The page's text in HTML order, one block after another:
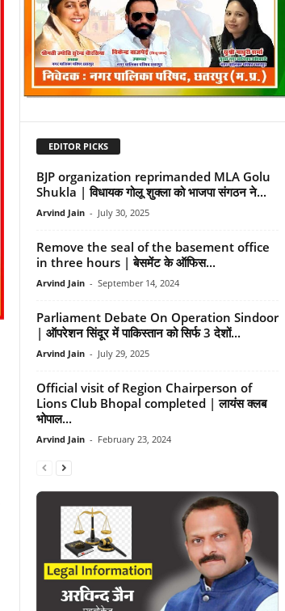
EDITOR PICKS
BJP organization reprimanded MLA Golu
Shukla | विधायक गोलू शुक्ला को भाजपा संगठन ने...
Arvind Jain - July 30, 2025
Remove the seal of the basement office
in three hours | बेसमेंट के ऑफिस...
Arvind Jain - September 14, 2024
Parliament Debate On Operation Sindoor
| ऑपरेशन सिंदूर में पाकिस्तान को सिर्फ 3 देशों...
Arvind Jain - July 29, 2025
Official visit of Region Chairperson of
Lions Club Bhopal completed | लायंस क्लब
भोपाल...
Arvind Jain - February 23, 2024